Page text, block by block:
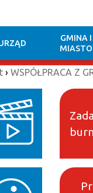
GMINA I
MIASTO
› WSPÓŁPRACA Z